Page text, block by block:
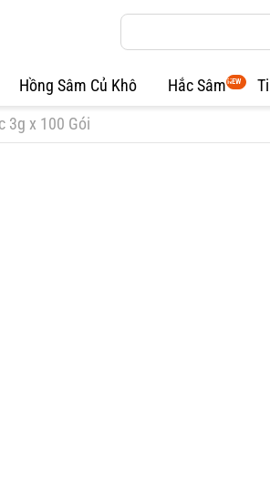
Hồng Sâm Củ Khô Hắc Sâm NEW
3g x 100 Gói